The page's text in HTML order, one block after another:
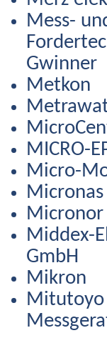
Mess-
Gwinner
Metkon
MICRO-
Micro-
Micronor
Middex-
GmbH
Mikron
Mitutoyo